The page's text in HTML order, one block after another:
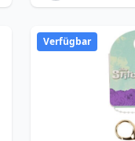
Verfügbar